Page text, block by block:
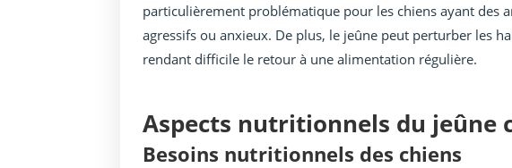
particulièrement problématique pour les chiens ayant des
agressifs ou anxieux. De plus, le jeûne peut perturber les
rendant difficile le retour à une alimentation régulière.
Aspects nutritionnels du jeûne
Besoins nutritionnels des chiens